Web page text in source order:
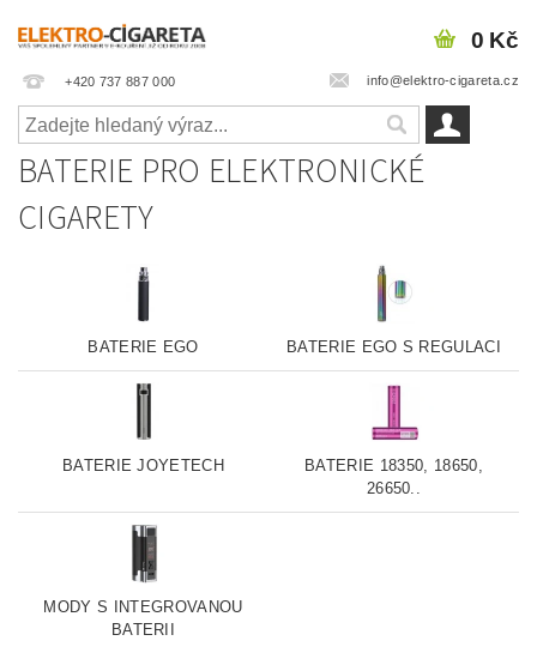
+420 737 887 000 info@elektro-cigareta.cz
0 Kč
BATERIE PRO ELEKTRONICKÉ
CIGARETY
BATERIE EGO BATERIE EGO S REGULACI
BATERIE JOYETECH
BATERIE 18350, 18650,
26650..
MODY S INTEGROVANOU
BATERII